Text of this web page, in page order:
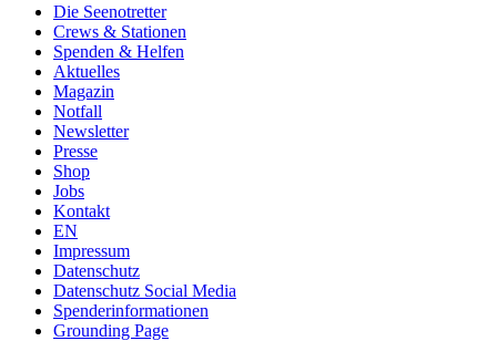
Die Seenotretter
Crews & Stationen
Spenden & Helfen
Aktuelles
Magazin
Notfall
Newsletter
Presse
Shop
Jobs
Kontakt
EN
Impressum
Datenschutz
Datenschutz Social Media
Spenderinformationen
Grounding Page